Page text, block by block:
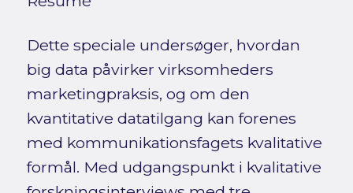
Dette speciale undersøger, hvordan
big data påvirker virksomheders
marketingpraksis, og om den
kvantitative datatilgang kan forenes
med kommunikationsfagets kvalitative
formål. Med udgangspunkt i kvalitative